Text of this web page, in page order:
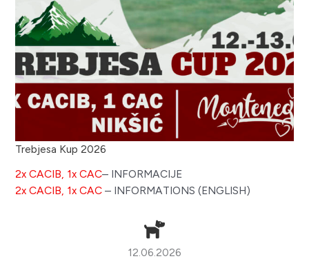
Trebjesa Kup 2026
2x CACIB, 1x CAC– INFORMACIJE
2x CACIB, 1x CAC – INFORMATIONS (ENGLISH)
12.06.2026